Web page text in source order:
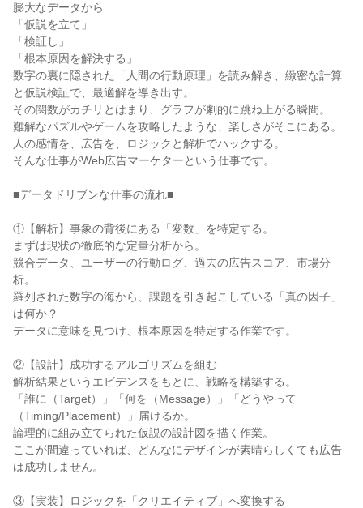
膨大なデータから
「仮説を立て」
「検証し」
「根本原因を解決する」
数字の裏に隠された「人間の行動原理」を読み解き、緻密な計算
と仮説検証で、最適解を導き出す。
その関数がカチリとはまり、グラフが劇的に跳ね上がる瞬間。
難解なパズルやゲームを攻略したような、楽しさがそこにある。
人の感情を、広告を、ロジックと解析でハックする。
そんな仕事がWeb広告マーケターという仕事です。
■データドリブンな仕事の流れ■
①【解析】事象の背後にある「変数」を特定する。
まずは現状の徹底的な定量分析から。
競合データ、ユーザーの行動ログ、過去の広告スコア、市場分
析。
羅列された数字の海から、課題を引き起こしている「真の因子」
は何か？
データに意味を見つけ、根本原因を特定する作業です。
②【設計】成功するアルゴリズムを組む
解析結果というエビデンスをもとに、戦略を構築する。
「誰に（Target）」「何を（Message）」「どうやって
（Timing/Placement）」届けるか。
論理的に組み立てられた仮説の設計図を描く作業。
ここが間違っていれば、どんなにデザインが素晴らしくても広告
は成功しません。
③【実装】ロジックを「クリエイティブ」へ変換する